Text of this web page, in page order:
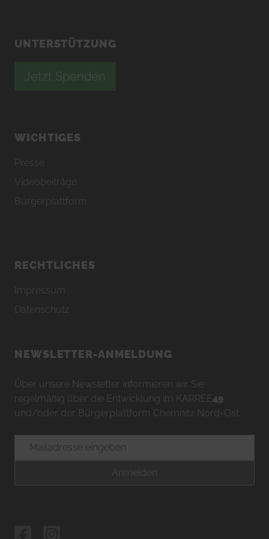
UNTERSTÜTZUNG
Jetzt Spenden
WICHTIGES
Presse
Videobeiträge
Bürgerplattform
RECHTLICHES
Impressum
Datenschutz
NEWSLETTER-ANMELDUNG
Über unsere Newsletter informieren wir Sie
regelmäßig über die Entwicklung im KARREE49
und/oder der Bürgerplattform Chemnitz Nord-Ost.
E-Mailadresse
Anmelden